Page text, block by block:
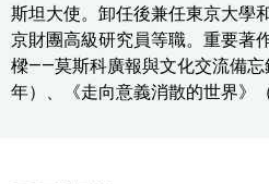
斯坦大使。卸任後兼任東京大學
京財團高級研究員等職。重要著
樑——莫斯科廣報與文化交流備
年）、《走向意義消散的世界》